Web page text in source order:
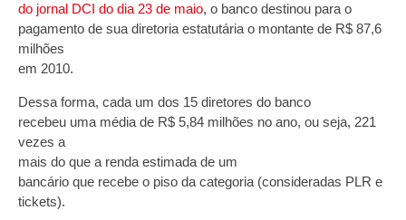
do jornal DCI do dia 23 de maio, o banco destinou para o
pagamento de sua diretoria estatutária o montante de R$ 87,6
milhões
em 2010.
Dessa forma, cada um dos 15 diretores do banco
recebeu uma média de R$ 5,84 milhões no ano, ou seja, 221
vezes a
mais do que a renda estimada de um
bancário que recebe o piso da categoria (consideradas PLR e
tickets).